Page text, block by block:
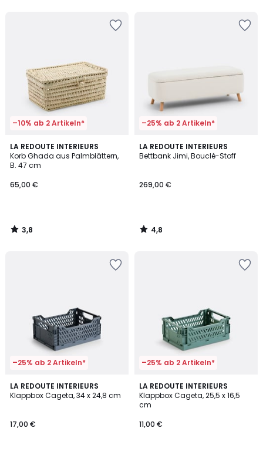
–10% ab 2 Artikeln*
LA REDOUTE INTERIEURS
Korb Ghada aus Palmblättern,
B. 47 cm
65,00 €
3,8
/ 5
3,8
/
–25% ab 2 Artikeln*
LA REDOUTE INTERIEURS
Bettbank Jimi, Bouclé-Stoff
269,00 €
4,8
/ 5
4,8
/
–25% ab 2 Artikeln*
LA REDOUTE INTERIEURS
Klappbox Cageta, 34 x 24,8 cm
17,00 €
3,4
/ 5
5
Farben
–25% ab 2 Artikeln*
LA REDOUTE INTERIEURS
Klappbox Cageta, 25,5 x 16,5
cm
11,00 €
4,8
/ 5
3
Farben